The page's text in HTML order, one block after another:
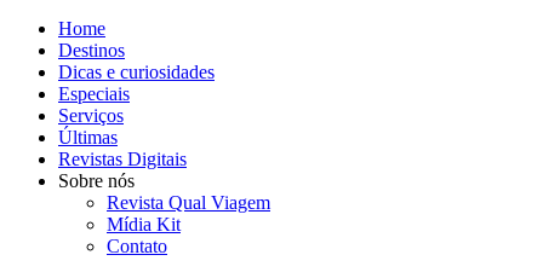
Home
Destinos
Dicas e curiosidades
Especiais
Serviços
Últimas
Revistas Digitais
Sobre nós
Revista Qual Viagem
Mídia Kit
Contato